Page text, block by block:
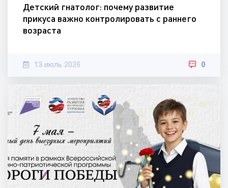
Детский гнатолог: почему развитие
прикуса важно контролировать с раннего
возраста
13 июль 2026 0